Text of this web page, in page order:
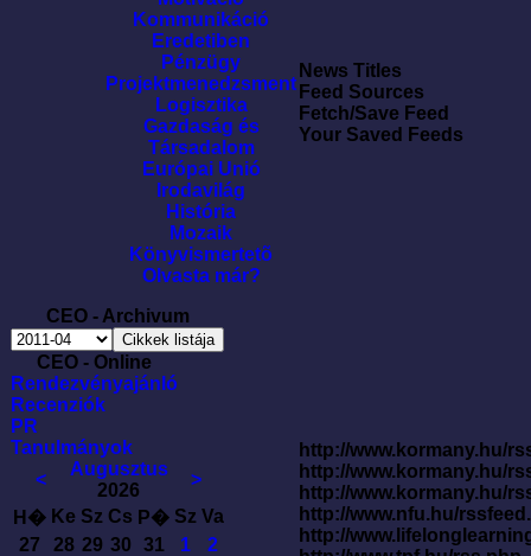
Kommunikáció
Eredetiben
Pénzügy
Projektmenedzsment
Logisztika
Gazdaság és
Társadalom
Európai Unió
Irodavilág
História
Mozaik
Könyvismertetõ
Olvasta már?
CEO - Archivum
CEO - Online
Rendezvényajánló
Recenziók
PR
Tanulmányok
<
Augusztus
2026
>
H� Ke Sz Cs P� Sz Va
27
28 29 30 31 1
2
News Titles
Feed Sources
Fetch/Save Feed
Your Saved Feeds
http://www.kormany.hu/
http://www.kormany.hu/
http://www.kormany.hu/
http://www.nfu.hu/
http://